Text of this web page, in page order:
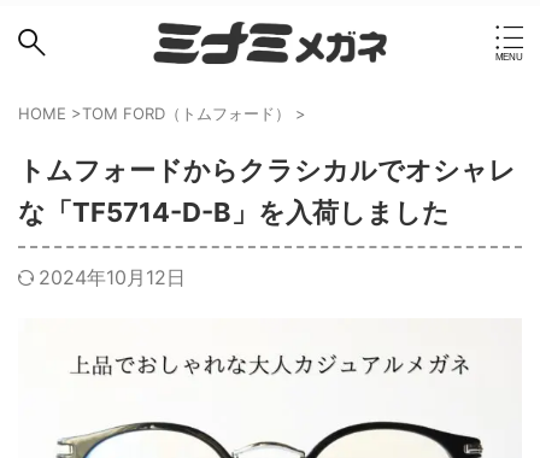
HOME >TOM FORD（トムフォード） >
トムフォードからクラシカルでオシャレ
な「TF5714-D-B」を入荷しました
2024年10月12日